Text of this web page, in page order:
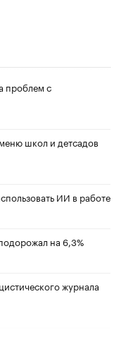
проблем с
школ и детсадов
ИИ в работе
на 6,3%
журнала